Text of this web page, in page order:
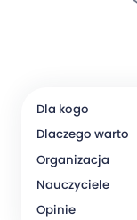
Dla kogo
Dlaczego warto
Organizacja
Nauczyciele
Opinie